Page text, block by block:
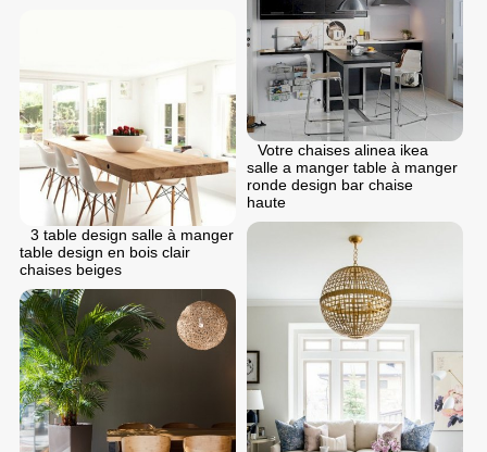
Votre chaises alinea ikea
salle a manger table à manger
ronde design bar chaise
haute
3 table design salle à manger
table design en bois clair
chaises beiges